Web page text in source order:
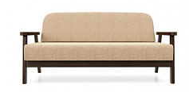
Детская
Двухъярусные кровати
Декор в детскую
Детская Вилия-М модульная
Детские гарнитуры
Детские кровати до 3-х лет